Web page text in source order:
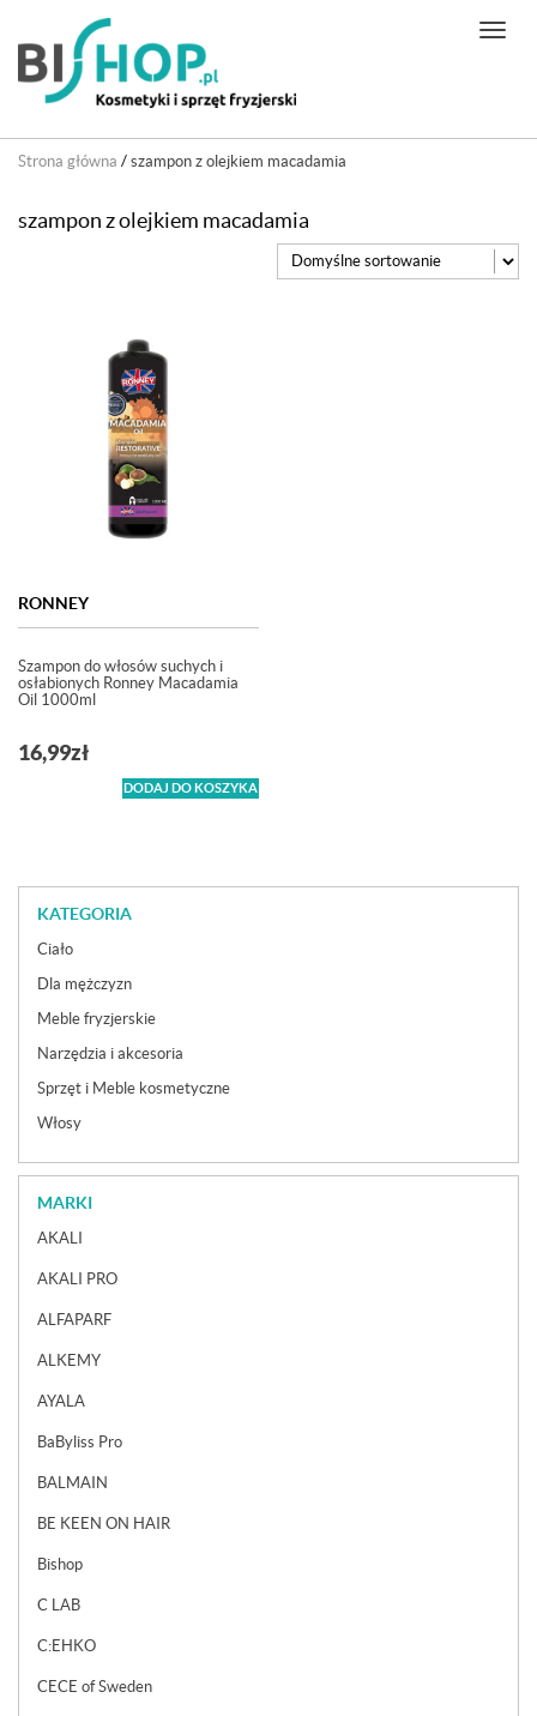
N
g
a
Strona główna / szampon z olejkiem macadamia
szampon z olejkiem macadamia
RONNEY
Szampon do włosów suchych i
osłabionych Ronney Macadamia
Oil 1000ml
16,99zł
DODAJ DO KOSZYKA
KATEGORIA
Ciało
Dla mężczyzn
Meble fryzjerskie
Narzędzia i akcesoria
Sprzęt i Meble kosmetyczne
Włosy
MARKI
AKALI
AKALI PRO
ALFAPARF
ALKEMY
AYALA
BaByliss Pro
BALMAIN
BE KEEN ON HAIR
Bishop
C LAB
C:EHKO
CECE of Sweden